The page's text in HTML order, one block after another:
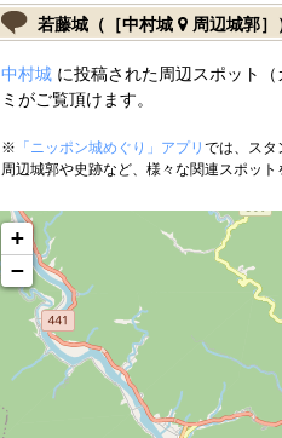
若藤城（［中村城 周辺城郭］
中村城に投稿された周辺スポット（
ミがご覧頂けます。
※ 「ニッポン城めぐり」アプリ では、スタ
周辺城郭や史跡など、様々な関連スポット
+
−